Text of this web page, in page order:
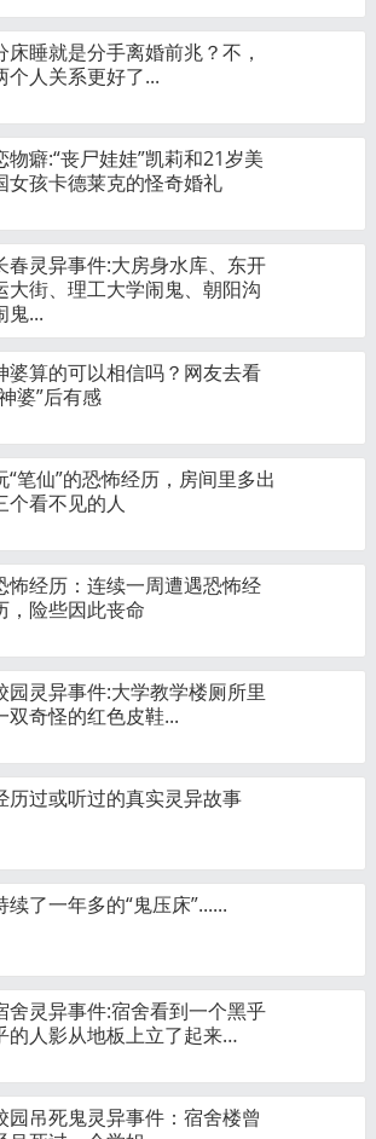
床睡就是分手离婚前兆？不，
个人关系更好了...
物癖:“丧尸娃娃”凯莉和21岁美
女孩卡德莱克的怪奇婚礼
春灵异事件:大房身水库、东开
大街、理工大学闹鬼、朝阳沟
鬼...
婆算的可以相信吗？网友去看
婆”后有感
“笔仙”的恐怖经历，房间里多出
个看不见的人
怖经历：连续一周遭遇恐怖经
，险些因此丧命
园灵异事件:大学教学楼厕所里
双奇怪的红色皮鞋...
历过或听过的真实灵异故事
续了一年多的“鬼压床”......
舍灵异事件:宿舍看到一个黑乎
的人影从地板上立了起来…
园吊死鬼灵异事件：宿舍楼曾